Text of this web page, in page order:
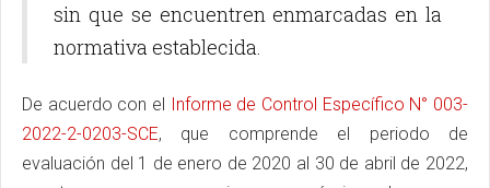
sin que se encuentren enmarcadas en la
normativa establecida.
De acuerdo con el Informe de Control Específico N° 003-
2022-2-0203-SCE, que comprende el periodo de
evaluación del 1 de enero de 2020 al 30 de abril de 2022,